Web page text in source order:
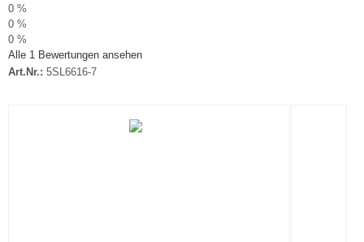
0 %
0 %
0 %
Alle 1 Bewertungen ansehen
Art.Nr.: 5SL6616-7